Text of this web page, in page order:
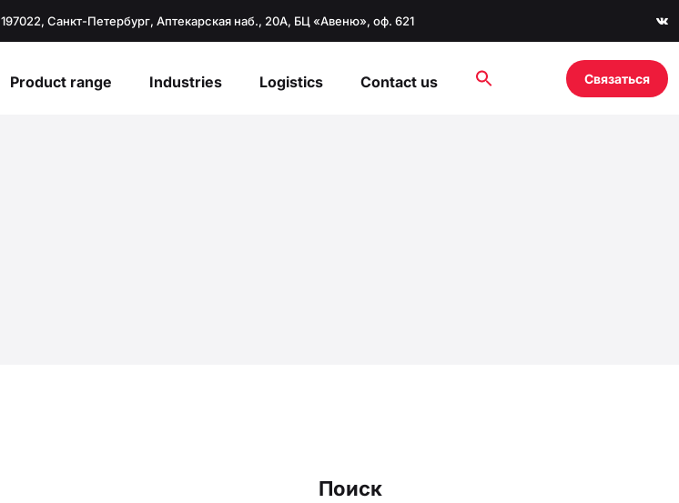
197022, Санкт-Петербург, Аптекарская наб., 20А, БЦ «Авеню», оф. 621
Product range Industries Logistics Contact us Связаться
Поиск